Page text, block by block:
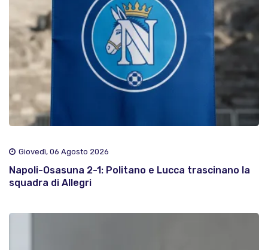
Giovedì, 06 Agosto 2026
Napoli-Osasuna 2-1: Politano e Lucca trascinano la
squadra di Allegri